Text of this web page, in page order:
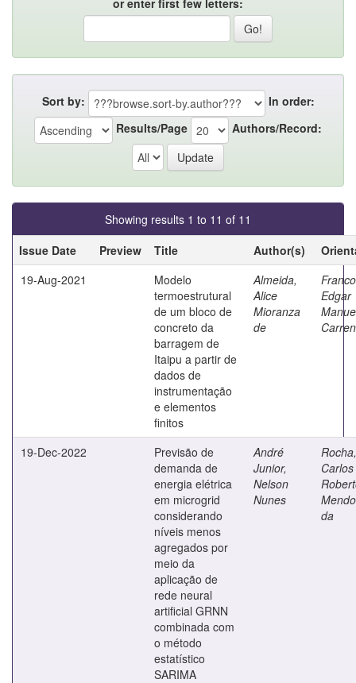
Sort by:
In order:
Results/Page
Authors/Record:
Showing results 1 to 11 of 11
Issue Date
Preview Title Author(s)
19-Aug-2021
Modelo
termoestrutural
de um bloco de
concreto da
barragem de
Itaipu a partir de
dados de
instrumentação
e elementos
finitos
Almeida,
Alice
Mioranza
de
Edgar
19-Dec-2022
Previsão de
demanda de
energia elétrica
em microgrid
considerando
níveis menos
agregados por
meio da
aplicação de
rede neural
artificial GRNN
combinada com
o método
estatístico
SARIMA
André
Junior,
Nelson
Nunes
Rocha,
Carlos
da